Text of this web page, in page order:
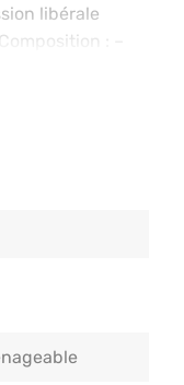
libérale
: –
véhicules,
Hall d’entrée,
1
: – Électricité
vitrage – RC
sous
au